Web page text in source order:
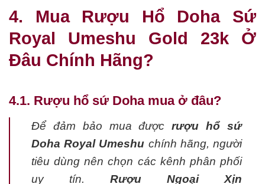
4. Mua Rượu Hổ Doha Sứ
Royal Umeshu Gold 23k Ở
Đâu Chính Hãng?
4.1. Rượu hổ sứ Doha mua ở đâu?
Để đảm bảo mua đượcrượu hổ sứ
Doha Royal Umeshu chính hãng, người
tiêu dùng nên chọn các kênh phân phối
uy tín. Rượu Ngoại Xịn